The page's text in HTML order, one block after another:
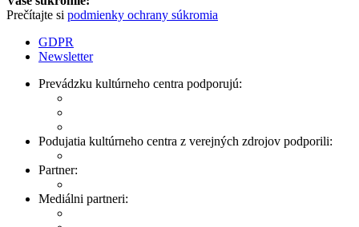
Prečítajte si podmienky ochrany súkromia
GDPR
Newsletter
Prevádzku kultúrneho centra podporujú:
Podujatia kultúrneho centra z verejných zdrojov podporili:
Partner:
Mediálni partneri: